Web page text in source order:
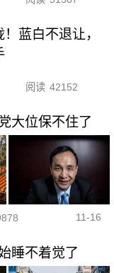
蓝白不退让，
阅读 42152
大位保不住了
11-16
睡不着觉了